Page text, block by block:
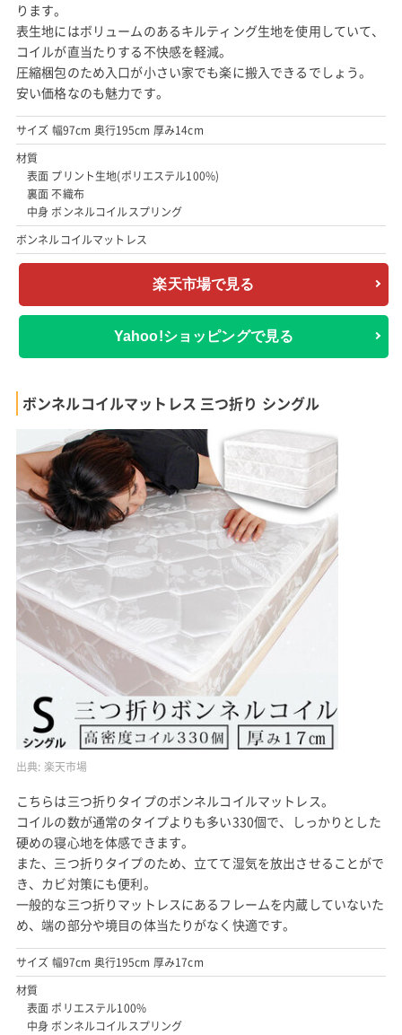
ります。
表生地にはボリュームのあるキルティング生地を使用していて、
コイルが直当たりする不快感を軽減。
圧縮梱包のため入口が小さい家でも楽に搬入できるでしょう。
安い価格なのも魅力です。
サイズ 幅97cm 奥行195cm 厚み14cm
材質
表面 プリント生地(ポリエステル100%)
裏面 不織布
中身 ボンネルコイルスプリング
ボンネルコイルマットレス
楽天市場で見る
Yahoo!ショッピングで見る
ボンネルコイルマットレス 三つ折り シングル
出典: 楽天市場
こちらは三つ折りタイプのボンネルコイルマットレス。
コイルの数が通常のタイプよりも多い330個で、しっかりとした
硬めの寝心地を体感できます。
また、三つ折りタイプのため、立てて湿気を放出させることがで
き、カビ対策にも便利。
一般的な三つ折りマットレスにあるフレームを内蔵していないた
め、端の部分や境目の体当たりがなく快適です。
サイズ 幅97cm 奥行195cm 厚み17cm
材質
表面 ポリエステル100%
中身 ボンネルコイルスプリング